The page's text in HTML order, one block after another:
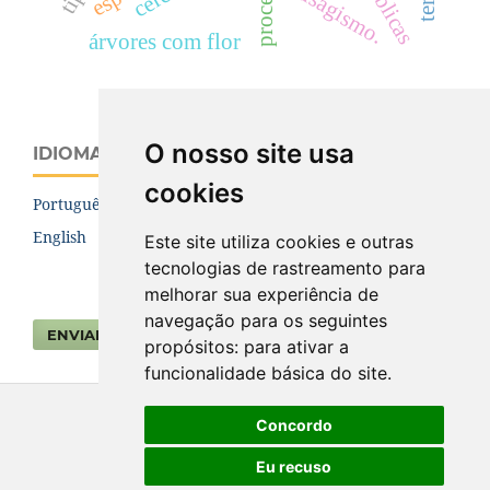
O nosso site usa
cookies
Este site utiliza cookies e outras
tecnologias de rastreamento para
melhorar sua experiência de
navegação para os seguintes
propósitos: para ativar a
funcionalidade básica do site.
Concordo
Eu recuso
árvores com flor
IDIOMA
Português (Brasil)
English
ENVIAR SUBMISSÃO